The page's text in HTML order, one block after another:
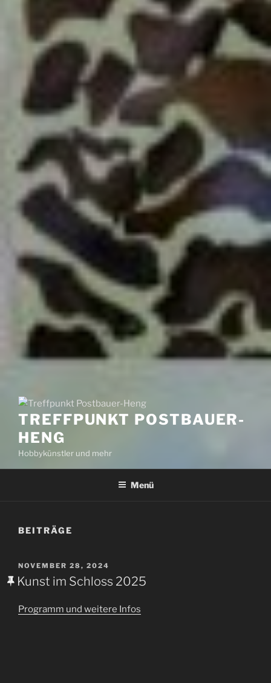
TREFFPUNKT POSTBAUER-
HENG
Hobbykünstler und mehr
Menü
BEITRÄGE
VERÖFFENTLICHT
AM
NOVEMBER 28, 2024
Kunst im Schloss 2025
Programm und weitere Infos